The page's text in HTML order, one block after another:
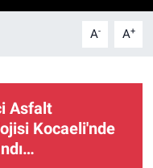
A- A+
Asfalt
Kocaeli'nde